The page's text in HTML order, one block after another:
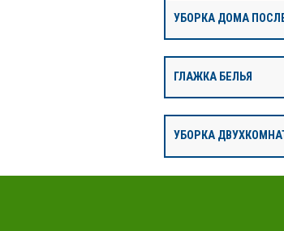
УБОРКА ДОМА
ГЛАЖКА БЕЛЬЯ
УБОРКА